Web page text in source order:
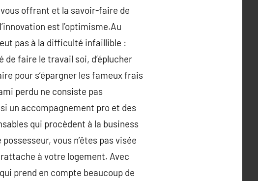
offrant et la savoir-faire de
est l’optimisme.Au
pas à la difficulté infaillible :
faire le travail soi, d’éplucher
pour s’épargner les fameux frais
perdu ne consiste pas
un accompagnement pro et des
qui procèdent à la business
vous n’êtes pas visée
à votre logement. Avec
prend en compte beaucoup de